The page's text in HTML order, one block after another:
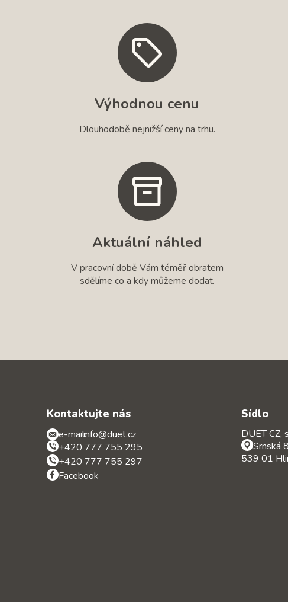
Výhodnou cenu
Dlouhodobě nejnižší ceny na trhu.
Aktuální náhled
V pracovní době Vám téměř obratem
sdělíme co a kdy můžeme dodat.
Kontaktujte nás
e-mail:info@duet.cz
+420 777 755 295
+420 777 755 297
Facebook
Sídlo
DUET CZ,
Srnská
539 01